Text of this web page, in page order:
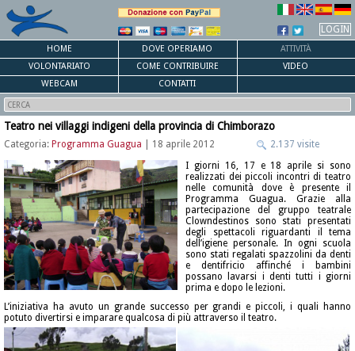
LOGIN
HOME DOVE OPERIAMO
ATTIVITÀ
VOLONTARIATO
COME CONTRIBUIRE
VIDEO
WEBCAM
CONTATTI
Teatro nei villaggi indigeni della provincia di Chimborazo
Categoria: Programma Guagua | 18 aprile 2012
2.137 visite
I giorni 16, 17 e 18 aprile si sono
realizzati dei piccoli incontri di teatro
nelle comunità dove è presente il
Programma Guagua. Grazie alla
partecipazione del gruppo teatrale
Clowndestinos sono stati presentati
degli spettacoli riguardanti il tema
dell’igiene personale. In ogni scuola
sono stati regalati spazzolini da denti
e dentifricio affinché i bambini
possano lavarsi i denti tutti i giorni
prima e dopo le lezioni.
L’iniziativa ha avuto un grande successo per grandi e piccoli, i quali hanno
potuto divertirsi e imparare qualcosa di più attraverso il teatro.